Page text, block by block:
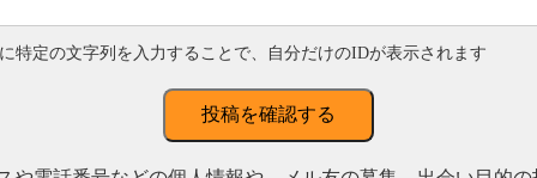
特定の文字列を入力することで、自分だけのIDが表示されます
投稿を確認する